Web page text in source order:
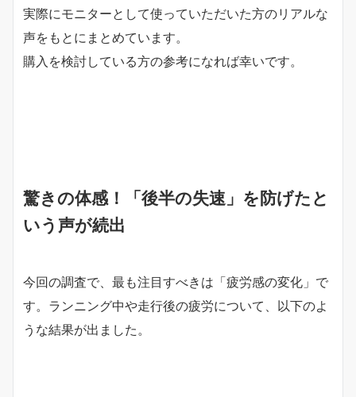
実際にモニターとして使っていただいた方のリアルな
声をもとにまとめています。
購入を検討している方の参考になれば幸いです。
驚きの体感！「後半の失速」を防げたと
いう声が続出
今回の調査で、最も注目すべきは「疲労感の変化」で
す。ランニング中や走行後の疲労について、以下のよ
うな結果が出ました。